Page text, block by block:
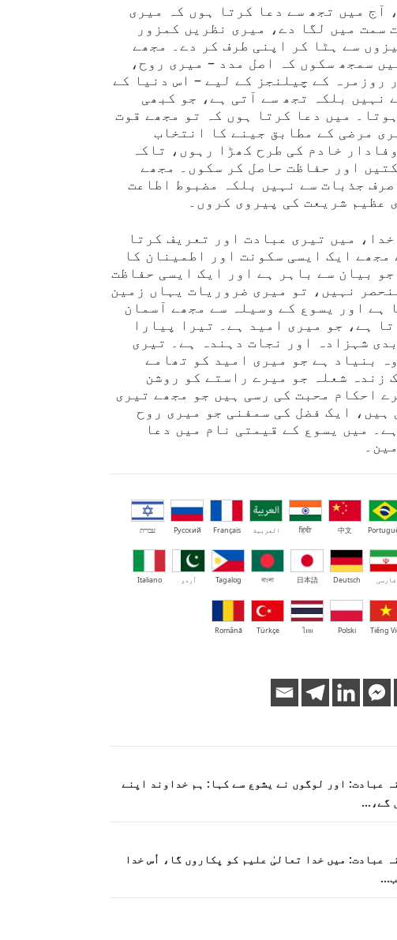
آج میں تجھ سے دعا کرتا ہوں کہ میری
سمت میں لگا دے، میری نظریں کمزور
سے ہٹا کر اپنی طرف کر دے۔ مجھے
سمجھ سکوں کہ اصل مدد – میری روح،
روزمرہ کے چیلنجز کے لیے – اس دنیا کے
نہیں بلکہ تجھ سے آتی ہے، جو کبھی
میں دعا کرتا ہوں کہ تو مجھے قوت
مرضی کے مطابق جینے کا انتخاب
خادم کی طرح کھڑا رہوں، تاکہ
اور حفاظت حاصل کر سکوں۔ مجھے
جذبات سے نہیں بلکہ مضبوط اطاعت
عظیم شریعت کی پیروی کروں۔
میں تیری عبادت اور تعریف کرتا
مجھے ایک ایسی سکونت اور اطمینان کا
بیان سے باہر ہے اور ایک ایسی حفاظت
نہیں، تو میری ضروریات یہاں زمین
ہے اور یسوع کے وسیلہ سے مجھے آسمان
ہے، جو میری امید ہے۔ تیرا پیارا
شہزادہ اور نجات دہندہ ہے۔ تیری
بنیاد ہے جو میری امید کو تھامے
زندہ شعلہ جو میرے راستے کو روشن
احکام محبت کی رسی ہیں جو مجھے تیری
ہیں، ایک فضل کی سمفنی جو میری روح
میں یسوع کے قیمتی نام میں دعا
中文
हिंदी العربية Français
Русский עברית
فارسی Deutsch
日本語
বাংলা
Tagalog اُردو Italiano
Tiếng
Polski
ไทย
Türkçe
Română
عبادت: اور لوگوں نے یشوع سے کہا: ہم خداوند اپنے
گے،…
عبادت: میں خدا تعالیٰ علیم کو پکاروں گا، اُس خدا